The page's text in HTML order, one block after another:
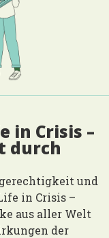
in Crisis –
durch
und
in Crisis –
aus aller Welt
der